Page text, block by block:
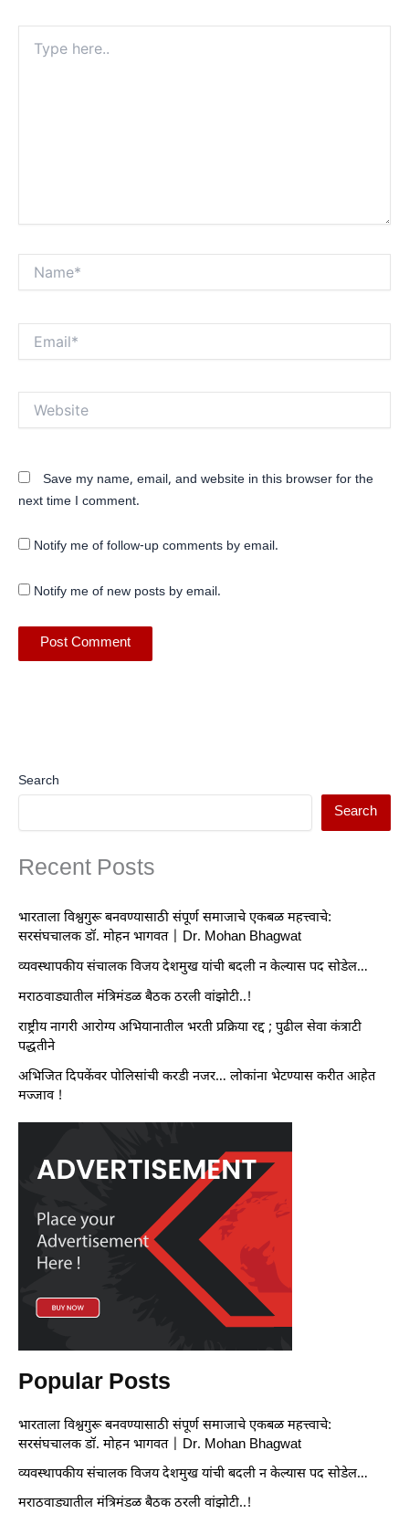
here..
Save my name, email, and website in this browser for the
next time I comment.
Notify me of follow-up comments by email.
Notify me of new posts by email.
Search
Search
Recent Posts
भारताला विश्वगुरू बनवण्यासाठी संपूर्ण समाजाचे एकबळ महत्त्वाचे:
सरसंघचालक डॉ. मोहन भागवत | Dr. Mohan Bhagwat
व्यवस्थापकीय संचालक विजय देशमुख यांची बदली न केल्यास पद सोडेल…
मराठवाड्यातील मंत्रिमंडळ बैठक ठरली वांझोटी..!
राष्ट्रीय नागरी आरोग्य अभियानातील भरती प्रक्रिया रद्द ; पुढील सेवा कंत्राटी
पद्धतीने
अभिजित दिपकेंवर पोलिसांची करडी नजर… लोकांना भेटण्यास करीत आहेत
मज्जाव !
Popular Posts
भारताला विश्वगुरू बनवण्यासाठी संपूर्ण समाजाचे एकबळ महत्त्वाचे:
सरसंघचालक डॉ. मोहन भागवत | Dr. Mohan Bhagwat
व्यवस्थापकीय संचालक विजय देशमुख यांची बदली न केल्यास पद सोडेल…
मराठवाड्यातील मंत्रिमंडळ बैठक ठरली वांझोटी..!